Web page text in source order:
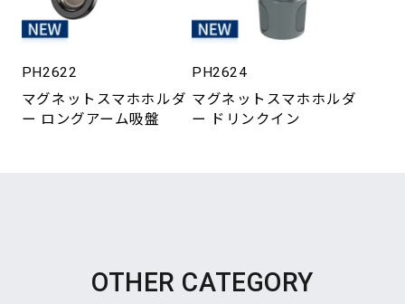
PH2622
マグネットスマホホルダ
ー ロングアーム吸盤
PH2624
マグネットスマホホルダ
ー ドリンクイン
OTHER CATEGORY